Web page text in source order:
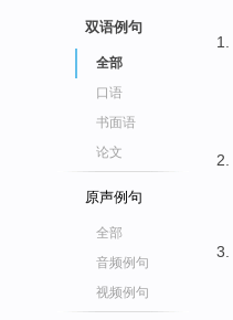
双语例句
全部
口语
书面语
论文
原声例句
全部
音频例句
视频例句